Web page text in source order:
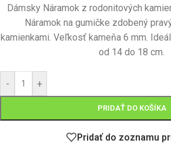
Dámsky Náramok z rodonitových
Náramok na gumičke zdobený
kamienkami. Veľkosť kameňa 6 mm.
od 14 do 18 cm.
- +
PRIDAŤ DO KOŠÍKA
Pridať do zoznamu